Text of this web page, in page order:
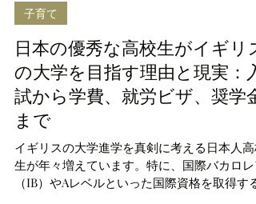
haruukjp
Jun 19, 2025
6 min read
子育て
日本の優秀な高校生がイギリス
の大学を目指す理由と現実：入
試から学費、就労ビザ、奨学金
まで